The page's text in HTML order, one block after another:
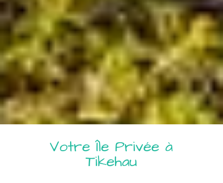
Votre Île Privée à
Tikehau